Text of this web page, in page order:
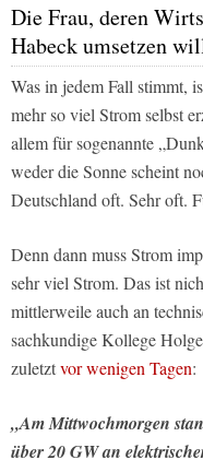
Die Frau, deren
Habeck umsetzen
Was in jedem Fall stimmt,
mehr so viel Strom selbst
allem für sogenannte
weder die Sonne scheint
Deutschland oft. Sehr oft.
Denn dann muss Strom
sehr viel Strom. Das ist
mittlerweile auch an
sachkundige Kollege
zuletztvor wenigen Tagen:
„Am Mittwochmorgen
über 20 GW an